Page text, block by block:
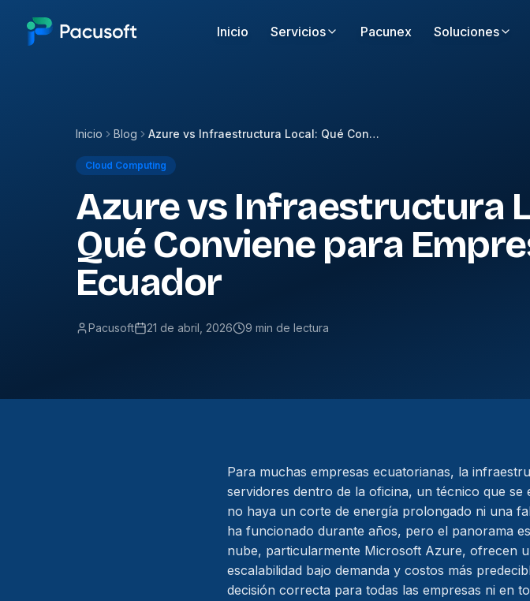
Inicio Servicios Pacunex Soluciones
Inicio Blog Azure vs Infraestructura Local: Qué Conviene para Empresas en Ecuador
Cloud Computing
Azure vs Infraestructura
Qué Conviene para
Ecuador
Pacusoft 21 de abril, 2026 9 min de lectura
Para muchas empresas ecuatorianas, la
servidores dentro de la oficina, un técnico que
no haya un corte de energía prolongado ni una
ha funcionado durante años, pero el panorama
nube, particularmente Microsoft Azure, ofrecen
escalabilidad bajo demanda y costos más
decisión correcta para todas las empresas ni en